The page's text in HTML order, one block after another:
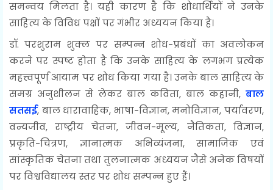
समन्वय मिलता है। यही कारण है कि शोधार्थियों ने उनके
साहित्य के विविध पक्षों पर गंभीर अध्ययन किया है।
डॉ. परशुराम शुक्ल पर सम्पन्न शोध-प्रबंधों का अवलोकन
करने पर स्पष्ट होता है कि उनके साहित्य के लगभग प्रत्येक
महत्त्वपूर्ण आयाम पर शोध किया गया है। उनके बाल साहित्य के
समग्र अनुशीलन से लेकर बाल कविता, बाल कहानी, बाल
सतसई, बाल धारावाहिक, भाषा-विज्ञान, मनोविज्ञान, पर्यावरण,
वन्यजीव, राष्ट्रीय चेतना, जीवन-मूल्य, नैतिकता, विज्ञान,
प्रकृति-चित्रण, ज्ञानात्मक अभिव्यंजना, सामाजिक एवं
सांस्कृतिक चेतना तथा तुलनात्मक अध्ययन जैसे अनेक विषयों
पर विश्वविद्यालय स्तर पर शोध सम्पन्न हुए हैं।